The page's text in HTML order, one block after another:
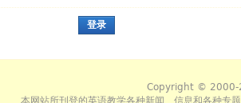
登录
Copyright © 2000-
本网站所刊登的英语教学各种新闻﹑信息和各种专